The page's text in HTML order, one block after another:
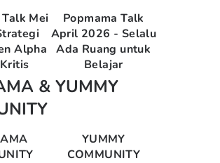
Mei
Alpha
Popmama Talk
April 2026 - Selalu
Ada Ruang untuk
Belajar
& YUMMY
YUMMY
COMMUNITY